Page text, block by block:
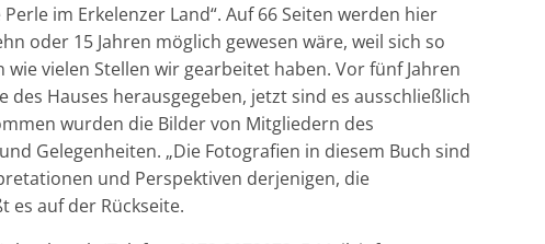
im Erkelenzer Land“. Auf 66 Seiten werden hier
oder 15 Jahren möglich gewesen wäre, weil sich so
vielen Stellen wir gearbeitet haben. Vor fünf Jahren
Hauses herausgegeben, jetzt sind es ausschließlich
wurden die Bilder von Mitgliedern des
Gelegenheiten. „Die Fotografien in diesem Buch sind
und Perspektiven derjenigen, die
es auf der Rückseite.